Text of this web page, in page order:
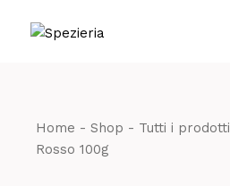
Home Shop Tutti i prodotti
Rosso 100g
Telefono